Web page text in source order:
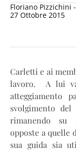
Floriano Pizzichini
27 Ottobre 2015
Carletti e ai
lavoro. A lui
atteggiamento
svolgimento
rimanendo su
opposte a quelle
sua guida sia